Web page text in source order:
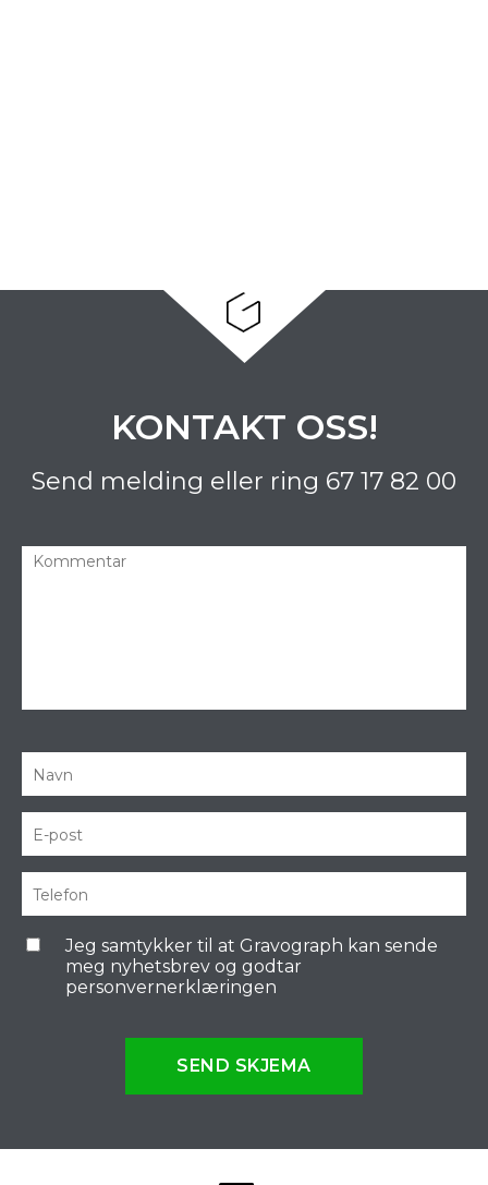
KONTAKT OSS!
Send melding eller ring 67 17 82 00
Jeg samtykker til at Gravograph kan sende
meg nyhetsbrev og godtar
personvernerklæringen
SEND SKJEMA